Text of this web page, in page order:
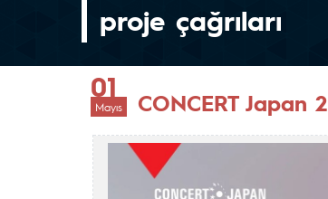
proje çağrıları
01
Mayıs CONCERT Japan